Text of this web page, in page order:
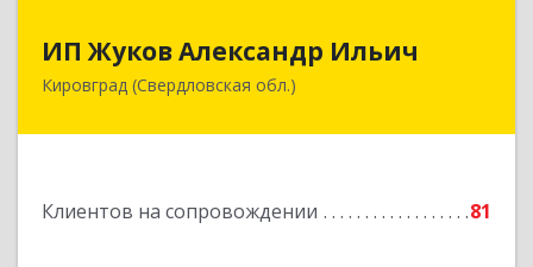
ИП Жуков Александр Ильич
Кировград (Свердловская обл.)
Клиентов на сопровождении 81
624140, Свердловская обл, Кировград г,